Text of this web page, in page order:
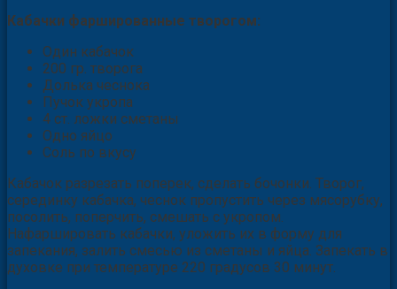
Кабачки фаршированные творогом:
Один кабачок
200 гр. творога
Долька чеснока
Пучок укропа
4 ст. ложки сметаны
Одно яйцо
Соль по вкусу
Кабачок разрезать поперек, сделать бочонки. Творог,
серединку кабачка, чеснок пропустить через мясорубку,
посолить, поперчить, смешать с укропом.
Нафаршировать кабачки, уложить их в форму для
запекания, залить смесью из сметаны и яйца. Запекать в
духовке при температуре 220 градусов 30 минут.